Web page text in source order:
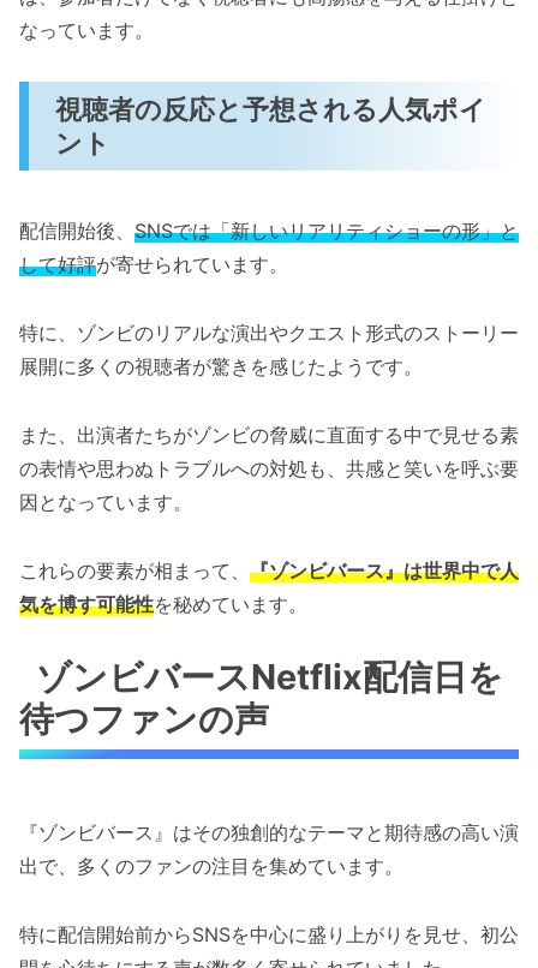
なっています。
視聴者の反応と予想される人気ポイ
ント
配信開始後、 SNSでは「新しいリアリティショーの形」と
して好評が寄せられています。
特に、ゾンビのリアルな演出やクエスト形式のストーリー
展開に多くの視聴者が驚きを感じたようです。
また、出演者たちがゾンビの脅威に直面する中で見せる素
の表情や思わぬトラブルへの対処も、共感と笑いを呼ぶ要
因となっています。
これらの要素が相まって、 『ゾンビバース』は世界中で人
気を博す可能性を秘めています。
ゾンビバースNetflix配信日を
待つファンの声
『ゾンビバース』はその独創的なテーマと期待感の高い演
出で、多くのファンの注目を集めています。
特に配信開始前からSNSを中心に盛り上がりを見せ、初公